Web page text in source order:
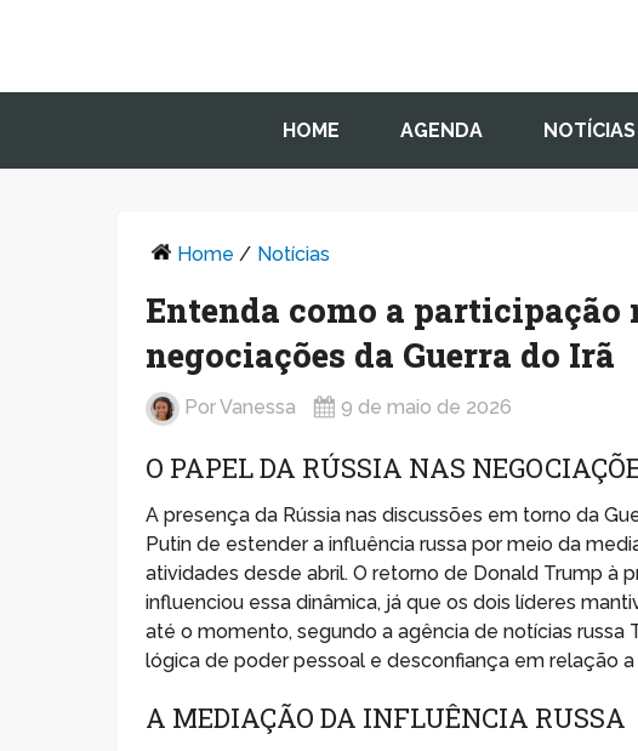
HOME AGENDA NOTÍCIAS
Home / Notícias
Entenda como a participação
negociações da Guerra do Irã
PorVanessa 9 de maio de 2026
O PAPEL DA RÚSSIA NAS
A presença da Rússia nas discussões em torno da
Putin de estender a influência russa por meio da
atividades desde abril. O retorno de Donald Trump à
influenciou essa dinâmica, já que os dois líderes
até o momento, segundo a agência de notícias russa
lógica de poder pessoal e desconfiança em relação
A MEDIAÇÃO DA INFLUÊNCIA RUSSA